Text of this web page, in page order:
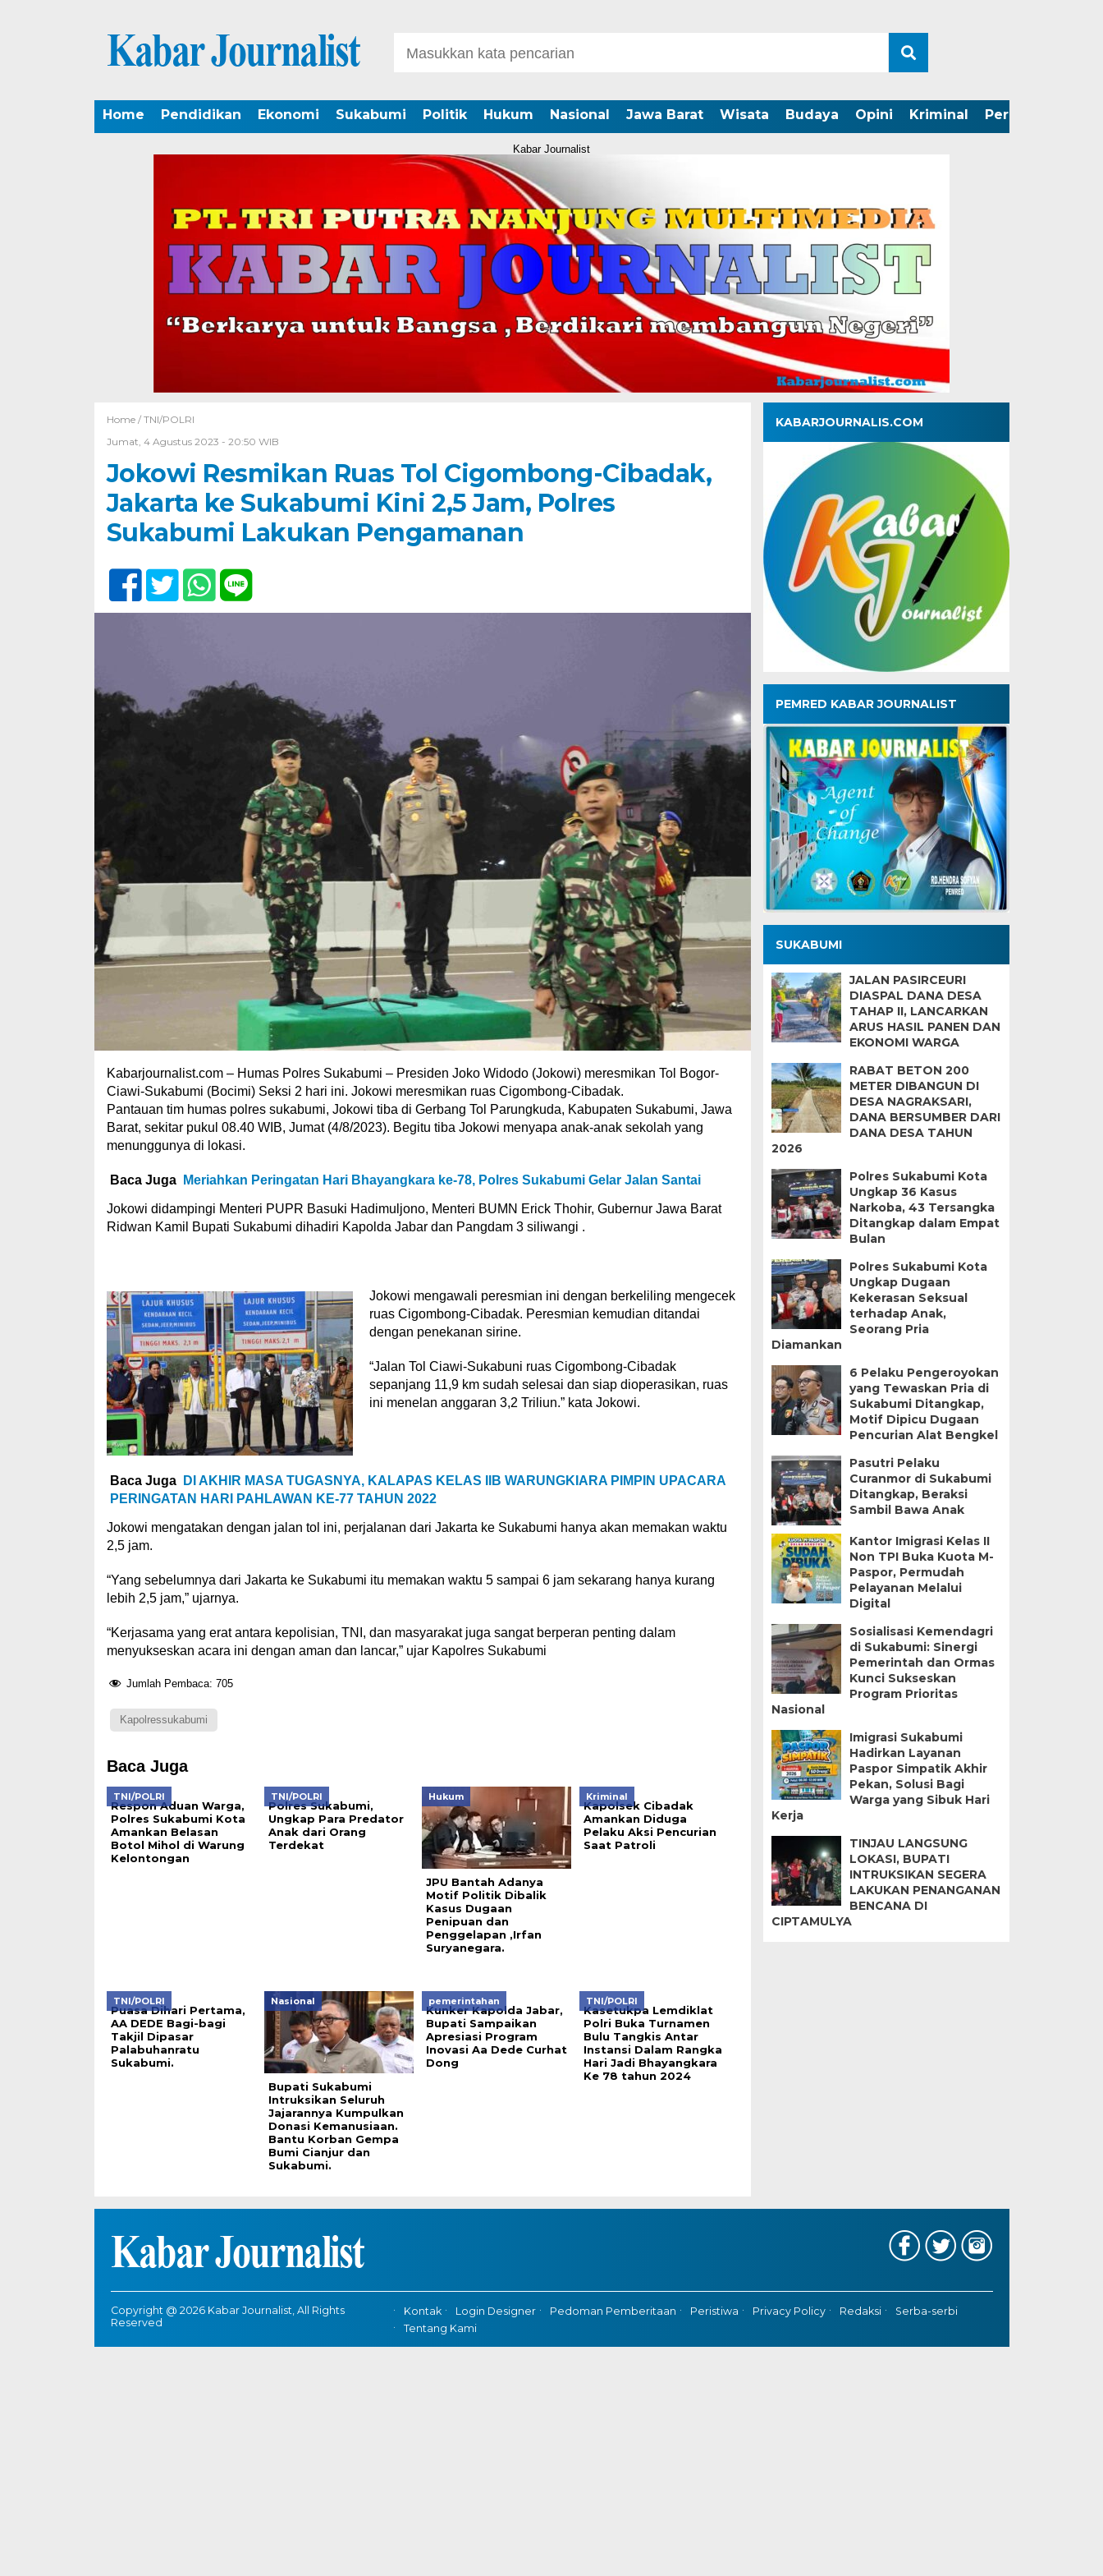
Home Pendidikan Ekonomi Sukabumi Politik Hukum Nasional Jawa Barat Wisata Budaya Opini Kriminal Peristiwa
Kabar Journalist
Home / TNI/POLRI
Jumat, 4 Agustus 2023 - 20:50 WIB
Jokowi Resmikan Ruas Tol Cigombong-Cibadak,
Jakarta ke Sukabumi Kini 2,5 Jam, Polres
Sukabumi Lakukan Pengamanan
Kabarjournalist.com – Humas Polres Sukabumi – Presiden Joko Widodo (Jokowi) meresmikan Tol Bogor-
Ciawi-Sukabumi (Bocimi) Seksi 2 hari ini. Jokowi meresmikan ruas Cigombong-Cibadak.
Pantauan tim humas polres sukabumi, Jokowi tiba di Gerbang Tol Parungkuda, Kabupaten Sukabumi, Jawa
Barat, sekitar pukul 08.40 WIB, Jumat (4/8/2023). Begitu tiba Jokowi menyapa anak-anak sekolah yang
menunggunya di lokasi.
Baca Juga Meriahkan Peringatan Hari Bhayangkara ke-78, Polres Sukabumi Gelar Jalan Santai
Jokowi didampingi Menteri PUPR Basuki Hadimuljono, Menteri BUMN Erick Thohir, Gubernur Jawa Barat
Ridwan Kamil Bupati Sukabumi dihadiri Kapolda Jabar dan Pangdam 3 siliwangi .
Jokowi mengawali peresmian ini dengan berkeliling mengecek
ruas Cigombong-Cibadak. Peresmian kemudian ditandai
dengan penekanan sirine.
“Jalan Tol Ciawi-Sukabuni ruas Cigombong-Cibadak
sepanjang 11,9 km sudah selesai dan siap dioperasikan, ruas
ini menelan anggaran 3,2 Triliun.” kata Jokowi.
Baca Juga
DI AKHIR MASA TUGASNYA, KALAPAS KELAS IIB WARUNGKIARA PIMPIN UPACARA
PERINGATAN HARI PAHLAWAN KE-77 TAHUN 2022
Jokowi mengatakan dengan jalan tol ini, perjalanan dari Jakarta ke Sukabumi hanya akan memakan waktu
2,5 jam.
“Yang sebelumnya dari Jakarta ke Sukabumi itu memakan waktu 5 sampai 6 jam sekarang hanya kurang
lebih 2,5 jam,” ujarnya.
“Kerjasama yang erat antara kepolisian, TNI, dan masyarakat juga sangat berperan penting dalam
menyukseskan acara ini dengan aman dan lancar,” ujar Kapolres Sukabumi
Jumlah Pembaca: 705
Kapolressukabumi
Baca Juga
TNI/POLRI
Respon Aduan Warga,
Polres Sukabumi Kota
Amankan Belasan
Botol Mihol di Warung
Kelontongan
TNI/POLRI
Polres Sukabumi,
Ungkap Para Predator
Anak dari Orang
Terdekat
Hukum
JPU Bantah Adanya
Motif Politik Dibalik
Kasus Dugaan
Penipuan dan
Penggelapan ,Irfan
Suryanegara.
Kriminal
Kapolsek Cibadak
Amankan Diduga
Pelaku Aksi Pencurian
Saat Patroli
TNI/POLRI
Puasa Dihari Pertama,
AA DEDE Bagi-bagi
Takjil Dipasar
Palabuhanratu
Sukabumi.
Nasional
Bupati Sukabumi
Intruksikan Seluruh
Jajarannya Kumpulkan
Donasi Kemanusiaan.
Bantu Korban Gempa
Bumi Cianjur dan
Sukabumi.
pemerintahan
Kunker Kapolda Jabar,
Bupati Sampaikan
Apresiasi Program
Inovasi Aa Dede Curhat
Dong
TNI/POLRI
Kasetukpa Lemdiklat
Polri Buka Turnamen
Bulu Tangkis Antar
Instansi Dalam Rangka
Hari Jadi Bhayangkara
Ke 78 tahun 2024
KABARJOURNALIS.COM
PEMRED KABAR JOURNALIST
SUKABUMI
JALAN PASIRCEURI
DIASPAL DANA DESA
TAHAP II, LANCARKAN
ARUS HASIL PANEN DAN
EKONOMI WARGA
RABAT BETON 200
METER DIBANGUN DI
DESA NAGRAKSARI,
DANA BERSUMBER DARI
DANA DESA TAHUN
2026
Polres Sukabumi Kota
Ungkap 36 Kasus
Narkoba, 43 Tersangka
Ditangkap dalam Empat
Bulan
Polres Sukabumi Kota
Ungkap Dugaan
Kekerasan Seksual
terhadap Anak,
Seorang Pria
Diamankan
6 Pelaku Pengeroyokan
yang Tewaskan Pria di
Sukabumi Ditangkap,
Motif Dipicu Dugaan
Pencurian Alat Bengkel
Pasutri Pelaku
Curanmor di Sukabumi
Ditangkap, Beraksi
Sambil Bawa Anak
Kantor Imigrasi Kelas II
Non TPI Buka Kuota M-
Paspor, Permudah
Pelayanan Melalui
Digital
Sosialisasi Kemendagri
di Sukabumi: Sinergi
Pemerintah dan Ormas
Kunci Sukseskan
Program Prioritas
Nasional
Imigrasi Sukabumi
Hadirkan Layanan
Paspor Simpatik Akhir
Pekan, Solusi Bagi
Warga yang Sibuk Hari
Kerja
TINJAU LANGSUNG
LOKASI, BUPATI
INTRUKSIKAN SEGERA
LAKUKAN PENANGANAN
BENCANA DI
CIPTAMULYA
Copyright @ 2026 Kabar Journalist, All Rights
Reserved
Kontak Login Designer Pedoman Pemberitaan Peristiwa Privacy Policy Redaksi
Serba-serbi
Tentang Kami